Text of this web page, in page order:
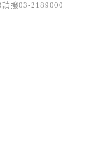
撥03-2189000